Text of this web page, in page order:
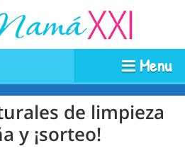
Menu
de limpieza
y ¡sorteo!